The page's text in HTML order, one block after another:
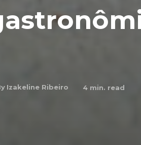
Izakeline Ribeiro 4 min. read